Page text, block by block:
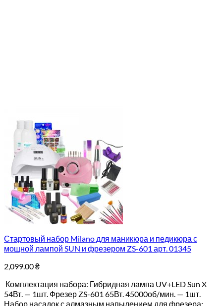
Стартовый набор Milano для маникюра и педикюра с
мощной лампой SUN и фрезером ZS-601 арт. 01345
2,099.00₴
Комплектация набора: Гибридная лампа UV+LED Sun X
54Вт. — 1шт. Фрезер ZS-601 65Вт. 45000об/мин. — 1шт.
Набор насадок с алмазным напылением для фрезера: